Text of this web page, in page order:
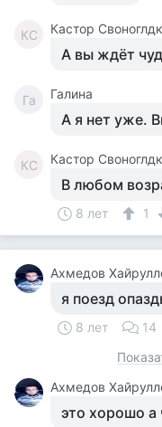
КС Кастор Своноглдк
А вы ждёт
Га Галина
А я нет уже.
КС Кастор Своноглдк
В любом
8 лет 1
Ахмедов
я поезд
8 лет 14
Ахмедов
это хорошо а